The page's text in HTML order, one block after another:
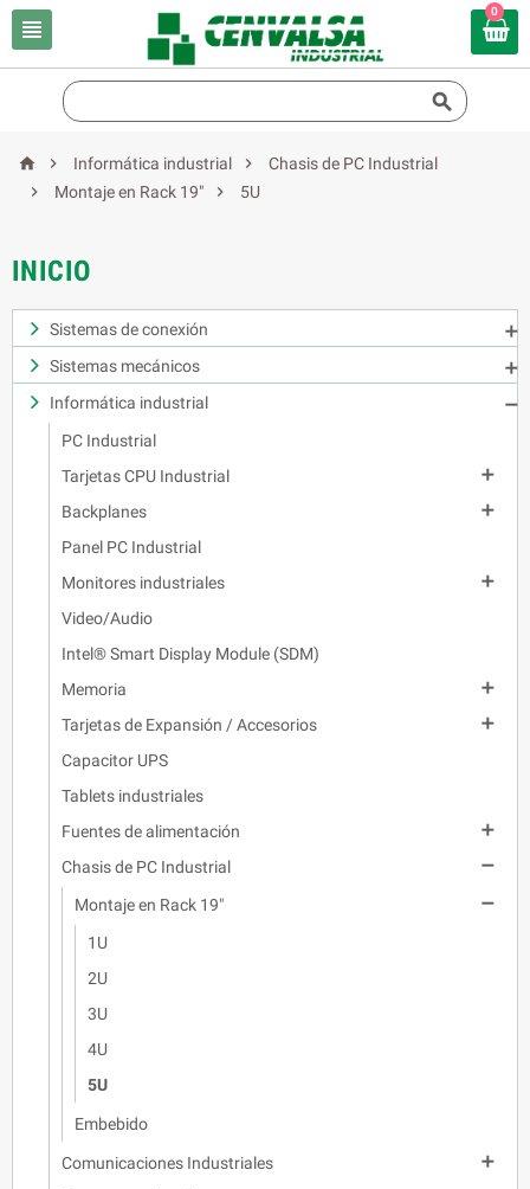

0

  Informática industrial 
Chasis de PC Industrial

Montaje en Rack 19"  5U
INICIO
Sistemas de conexión

Sistemas mecánicos

Informática industrial

PC Industrial
Tarjetas CPU Industrial

Backplanes

Panel PC Industrial
Monitores industriales

Video/Audio
Intel® Smart Display Module (SDM)
Memoria

Tarjetas de Expansión / Accesorios

Capacitor UPS
Tablets industriales
Fuentes de alimentación

Chasis de PC Industrial

Montaje en Rack 19" 
1U
2U
3U
4U
5U
Embebido
Comunicaciones Industriales
